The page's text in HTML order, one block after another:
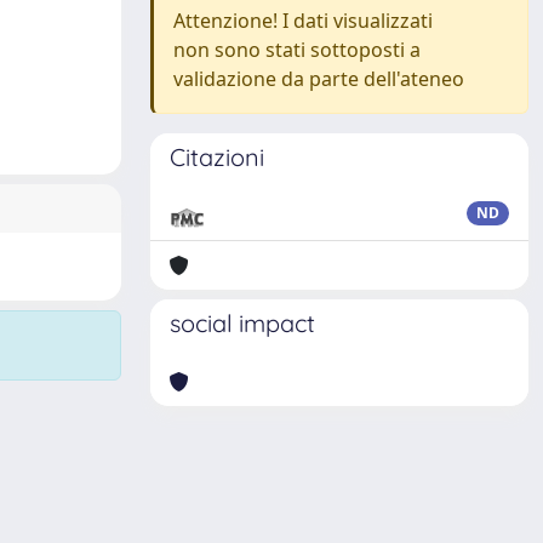
Attenzione! I dati visualizzati
non sono stati sottoposti a
validazione da parte dell'ateneo
Citazioni
ND
social impact